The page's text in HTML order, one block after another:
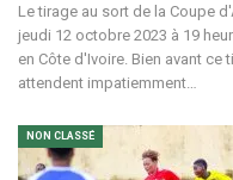
Le tirage au sort de la Coupe
jeudi 12 octobre 2023 à 19
en Côte d'Ivoire. Bien avant
attendent impatiemment…
NON CLASSÉ